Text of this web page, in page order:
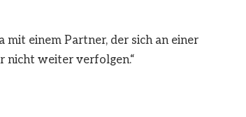
mit einem Partner, der sich an einer
nicht weiter verfolgen.“